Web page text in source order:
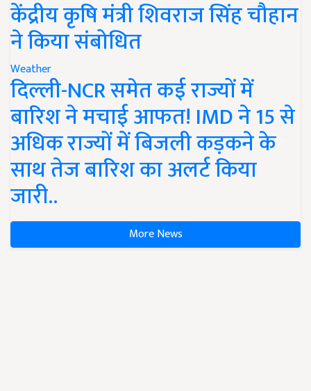
केंद्रीय कृषि मंत्री शिवराज सिंह चौहान
ने किया संबोधित
Weather
दिल्ली-NCR समेत कई राज्यों में
बारिश ने मचाई आफत! IMD ने 15 से
अधिक राज्यों में बिजली कड़कने के
साथ तेज बारिश का अलर्ट किया
जारी..
More News